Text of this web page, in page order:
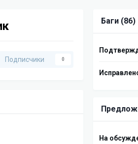
Подписчики 0
Баги (86)
На